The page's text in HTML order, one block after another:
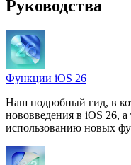
Руководства
Функции iOS 26
Наш подробный гид, в
нововведения в iOS 26,
использованию новых